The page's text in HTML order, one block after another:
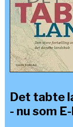
Det tabte
- nu som